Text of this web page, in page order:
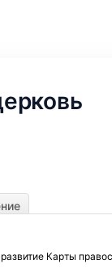
Карты